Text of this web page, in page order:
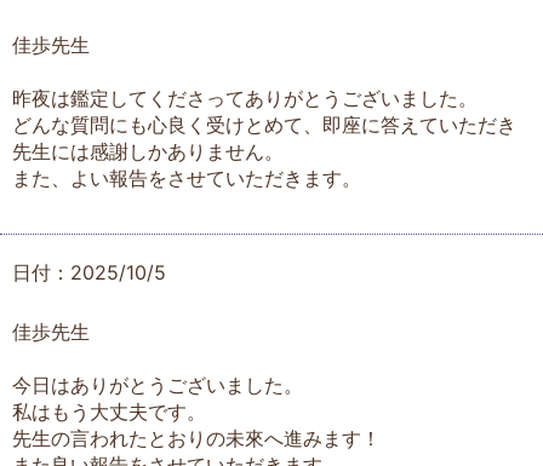
佳歩先生
昨夜は鑑定してくださってありがとうございました。
どんな質問にも心良く受けとめて、即座に答えていただき
先生には感謝しかありません。
また、よい報告をさせていただきます。
日付：2025/10/5
佳歩先生
今日はありがとうございました。
私はもう大丈夫です。
先生の言われたとおりの未來へ進みます！